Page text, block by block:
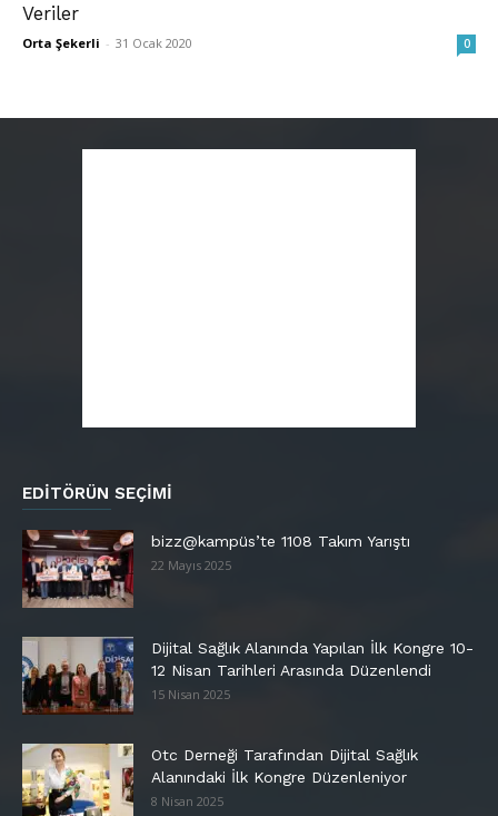
Veriler
Orta Şekerli - 31 Ocak 2020 0
EDITÖRÜN SEÇIMI
bizz@kampüs’te 1108 Takım Yarıştı
22 Mayıs 2025
Dijital Sağlık Alanında Yapılan İlk Kongre 10-
12 Nisan Tarihleri Arasında Düzenlendi
15 Nisan 2025
Otc Derneği Tarafından Dijital Sağlık
Alanındaki İlk Kongre Düzenleniyor
8 Nisan 2025